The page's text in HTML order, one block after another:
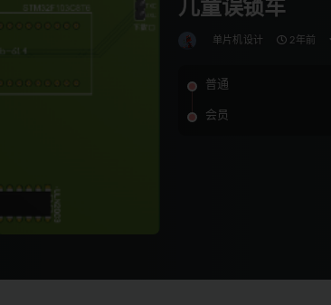
儿童误锁车
单片机设计 2年前
普通
会员